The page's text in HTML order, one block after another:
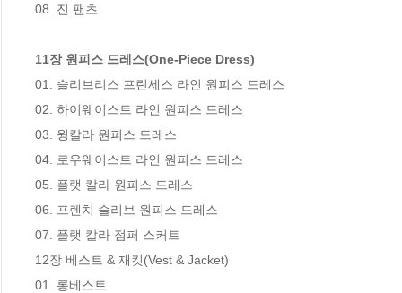
08. 진 팬츠
11장 원피스 드레스(One-Piece Dress)
01. 슬리브리스 프린세스 라인 원피스 드레스
02. 하이웨이스트 라인 원피스 드레스
03. 윙칼라 원피스 드레스
04. 로우웨이스트 라인 원피스 드레스
05. 플랫 칼라 원피스 드레스
06. 프렌치 슬리브 원피스 드레스
07. 플랫 칼라 점퍼 스커트
12장 베스트 & 재킷(Vest & Jacket)
01. 롱베스트